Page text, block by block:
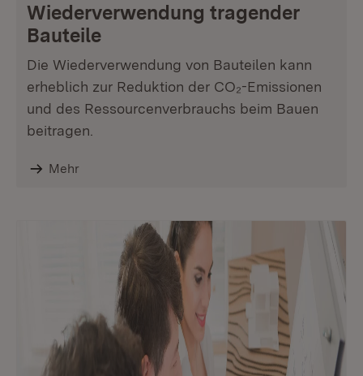
Wiederverwendung tragender
Bauteile
Die Wiederverwendung von Bauteilen kann
erheblich zur Reduktion der CO₂-Emissionen
und des Ressourcenverbrauchs beim Bauen
beitragen.
Mehr